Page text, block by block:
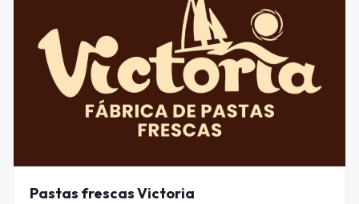
Pastas frescas Victoria